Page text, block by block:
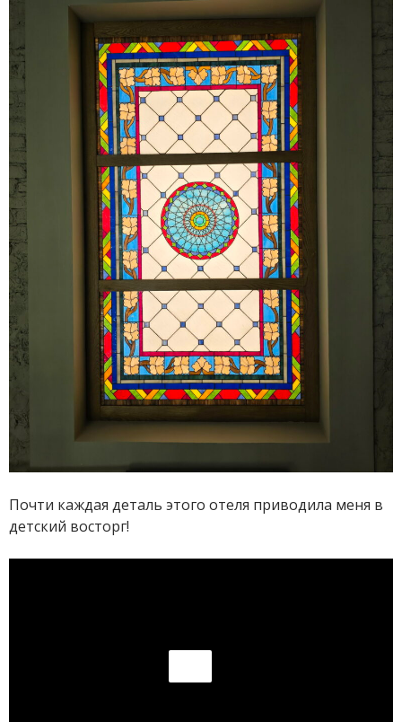
Почти каждая деталь этого отеля приводила меня в
детский восторг!